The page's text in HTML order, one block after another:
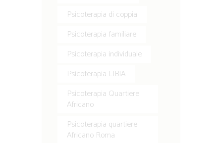
Psicoterapia di coppia
Psicoterapia familiare
Psicoterapia individuale
Psicoterapia LIBIA
Psicoterapia Quartiere
Africano
Psicoterapia quartiere
Africano Roma